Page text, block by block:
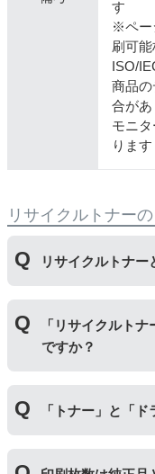
す
※ペー
刷可
ISO/
商品
合が
モニ
ります
リサイクルトナー
リサイクルトナー
にて洗浄やトナ
いる商品です。
純正品に比べて、
「リサイクルト
ですか？
ッジを国内で1本
不具合の起きにく
「互換トナー」は
「トナー」と「